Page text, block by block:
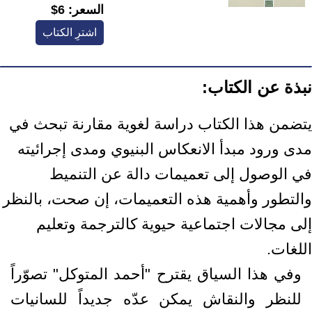
السعر: 6$
اشترِ الكتاب
نبذة عن الكتاب:
يتضمن هذا الكتاب دراسة لغوية مقارنة تبحث في
مدى ورود مبدأ الانعكاس البنيوي ومدى إجرائيته
في الوصول إلى تعميمات دالة عن التنميط
والتطور وأهمية هذه التعميمات، إن صحت، بالنظر
إلى مجالات اجتماعية حيوية كالترجمة وتعليم
اللغات.
وفي هذا السياق يقترح "أحمد المتوكل" تصوّراً
للنظر والنقاش يمكن عدّه جديداً للسانيات